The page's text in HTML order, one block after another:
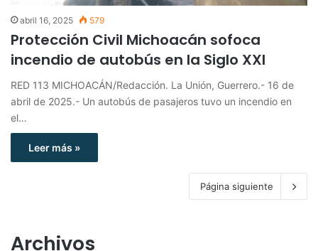
abril 16, 2025 579
Protección Civil Michoacán sofoca
incendio de autobús en la Siglo XXI
RED 113 MICHOACÁN/Redacción. La Unión, Guerrero.- 16 de
abril de 2025.- Un autobús de pasajeros tuvo un incendio en
el…
Leer más »
Página siguiente
Archivos